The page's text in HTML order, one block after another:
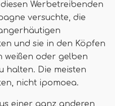
Werbetreibenden
versuchte, die
und sie in den Köpfen
weißen oder gelben
halten. Die meisten
nicht ipomoea.
einer ganz anderen